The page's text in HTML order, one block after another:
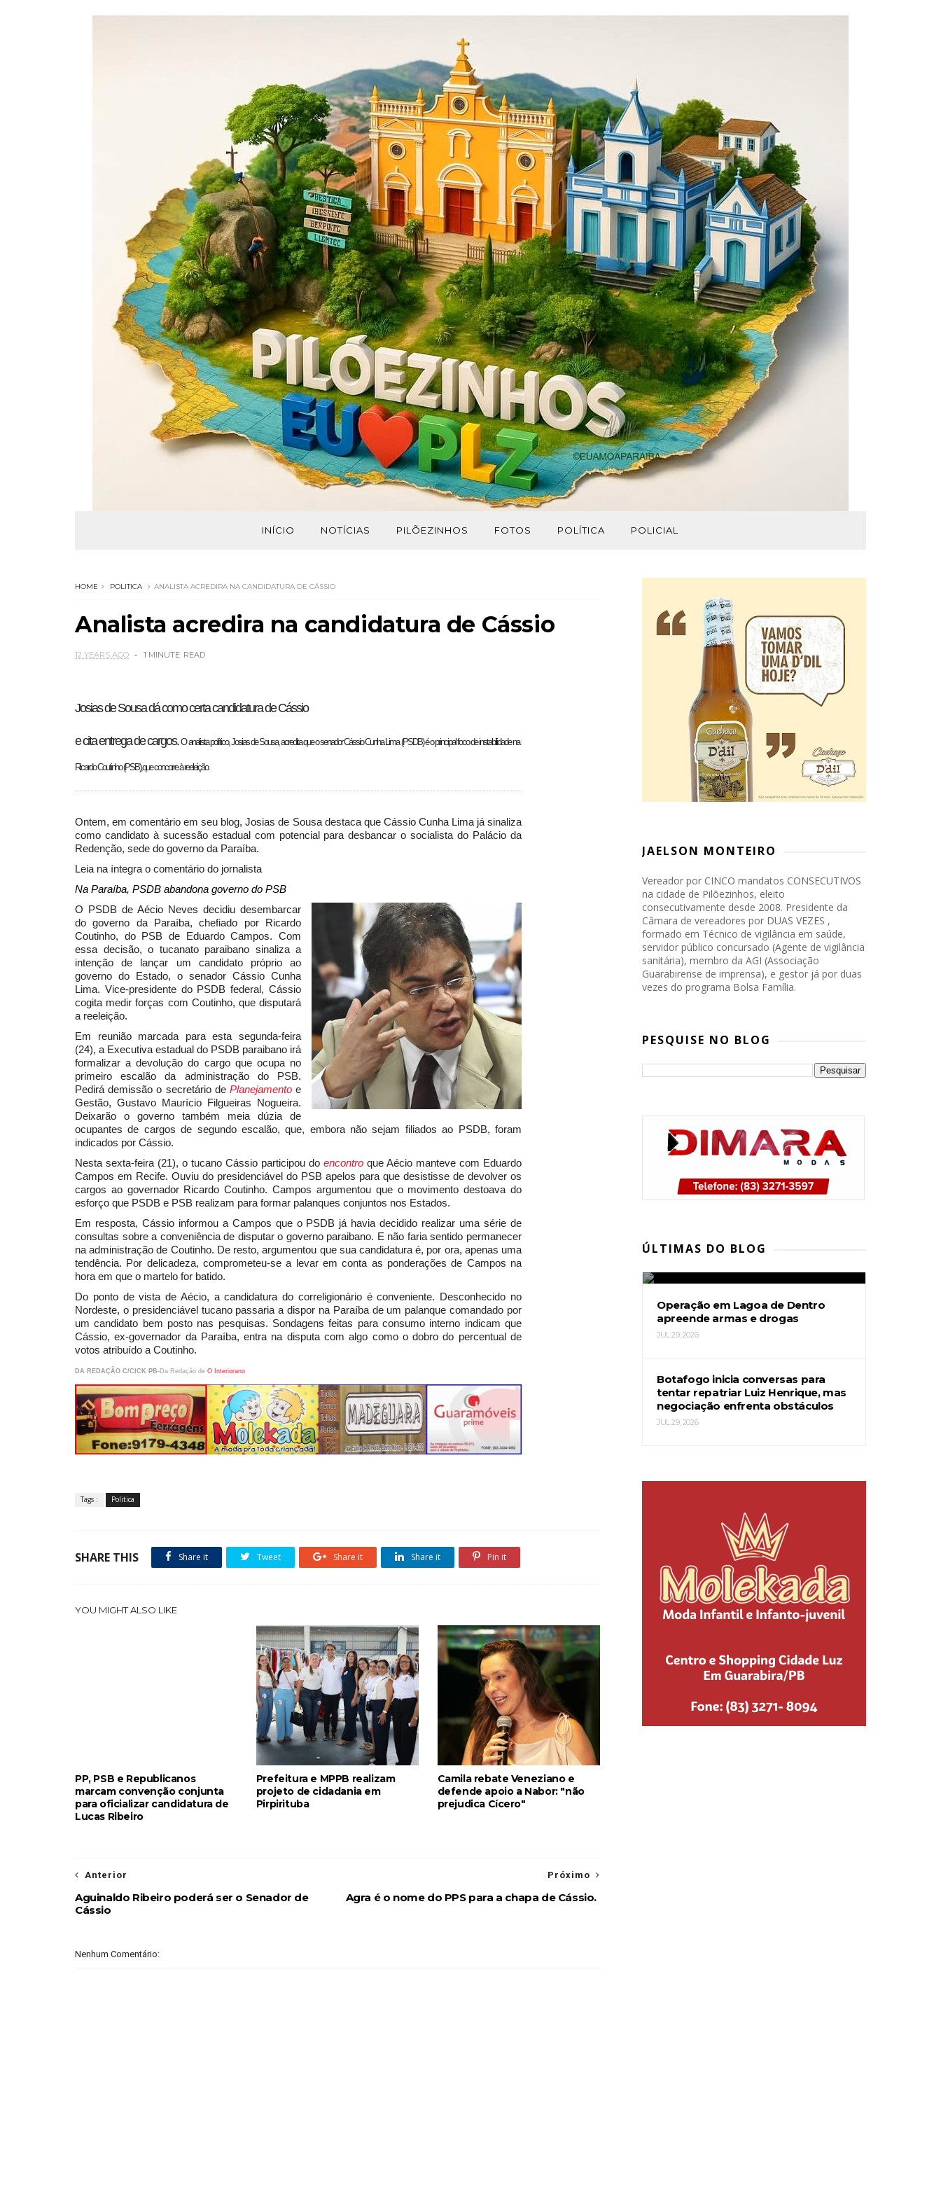
INÍCIO NOTÍCIAS PILÕEZINHOS FOTOS POLÍTICA POLICIAL
HOME POLITICA ANALISTA ACREDIRA NA CANDIDATURA DE CÁSSIO
Analista acredira na candidatura de Cássio
12 YEARS AGO 1 MINUTE READ
Josias de Sousa dá comocerta candidatura de Cássio
e cita entrega de cargos. O analista político, Josias de Sousa, acredita que o senador Cássio Cunha Lima (PSDB) é o principal foco de instabilidade na base do governador
Ricardo Coutinho (PSB),que concorre à reeleição.
Ontem, em comentário em seu blog, Josias de Sousa destaca que Cássio Cunha Lima já sinaliza
como candidato à sucessão estadual com potencial para desbancar o socialista do Palácio da
Redenção, sede do governo da Paraíba.
Leia na íntegra o comentário do jornalista
Na Paraíba, PSDB abandona governo do PSB
O PSDB de Aécio Neves decidiu desembarcar
do governo da Paraíba, chefiado por Ricardo
Coutinho, do PSB de Eduardo Campos. Com
essa decisão, o tucanato paraibano sinaliza a
intenção de lançar um candidato próprio ao
governo do Estado, o senador Cássio Cunha
Lima. Vice-presidente do PSDB federal, Cássio
cogita medir forças com Coutinho, que disputará
a reeleição.
Em reunião marcada para esta segunda-feira
(24), a Executiva estadual do PSDB paraibano irá
formalizar a devolução do cargo que ocupa no
primeiro escalão da administração do PSB.
Pedirá demissão o secretário de Planejamentoe
Gestão, Gustavo Maurício Filgueiras Nogueira.
Deixarão o governo também meia dúzia de
ocupantes de cargos de segundo escalão, que, embora não sejam filiados ao PSDB, foram
indicados por Cássio.
Nesta sexta-feira (21), o tucano Cássio participou do encontro que Aécio manteve com Eduardo
Campos em Recife. Ouviu do presidenciável do PSB apelos para que desistisse de devolver os
cargos ao governador Ricardo Coutinho. Campos argumentou que o movimento destoava do
esforço que PSDB e PSB realizam para formar palanques conjuntos nos Estados.
Em resposta, Cássio informou a Campos que o PSDB já havia decidido realizar uma série de
consultas sobre a conveniência de disputar o governo paraibano. E não faria sentido permanecer
na administração de Coutinho. De resto, argumentou que sua candidatura é, por ora, apenas uma
tendência. Por delicadeza, comprometeu-se a levar em conta as ponderações de Campos na
hora em que o martelo for batido.
Do ponto de vista de Aécio, a candidatura do correligionário é conveniente. Desconhecido no
Nordeste, o presidenciável tucano passaria a dispor na Paraíba de um palanque comandado por
um candidato bem posto nas pesquisas. Sondagens feitas para consumo interno indicam que
Cássio, ex-governador da Paraíba, entra na disputa com algo como o dobro do percentual de
votos atribuído a Coutinho.
DA REDAÇÃO C/CICK PB-Da Redação de O Interiorano
Tags : Politica
SHARE THIS Share it Tweet Share it Share it Pin it
YOU MIGHT ALSO LIKE
PP, PSB e Republicanos
marcam convenção conjunta
para oficializar candidatura de
Lucas Ribeiro
Prefeitura e MPPB realizam
projeto de cidadania em
Pirpirituba
Camila rebate Veneziano e
defende apoio a Nabor: "não
prejudica Cícero"
Próximo
Agra é o nome do PPS para a chapa de Cássio.
Anterior
Aguinaldo Ribeiro poderá ser o Senador de
Cássio
Nenhum Comentário:
JAELSON MONTEIRO
Vereador por CINCO mandatos CONSECUTIVOS
na cidade de Pilõezinhos, eleito
consecutivamente desde 2008. Presidente da
Câmara de vereadores por DUAS VEZES ,
formado em Técnico de vigilância em saúde,
servidor público concursado (Agente de vigilância
sanitária), membro da AGI (Associação
Guarabirense de imprensa), e gestor já por duas
vezes do programa Bolsa Família.
PESQUISE NO BLOG
ÚLTIMAS DO BLOG
candidatura de Lucas Ribeiro
Operação em Lagoa de Dentro
apreende armas e drogas
JUL 29, 2026
Botafogo inicia conversas para
tentar repatriar Luiz Henrique, mas
negociação enfrenta obstáculos
JUL 29, 2026